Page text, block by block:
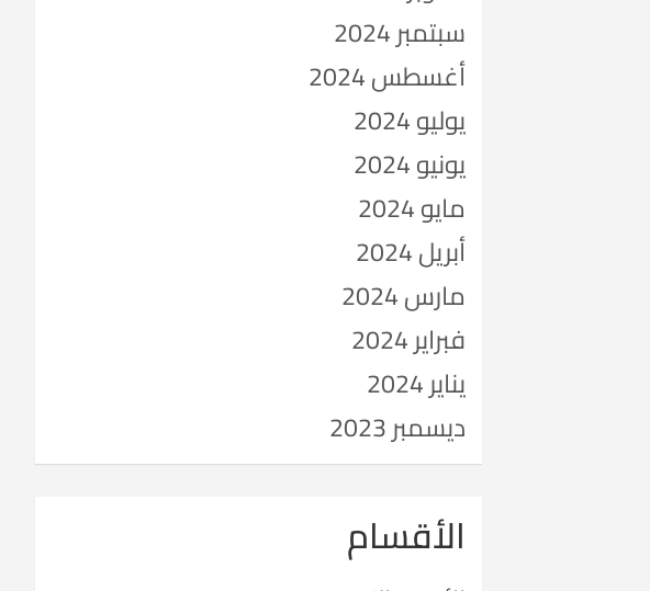
سبتمبر 2024
أغسطس 2024
يوليو 2024
يونيو 2024
مايو 2024
أبريل 2024
مارس 2024
فبراير 2024
يناير 2024
ديسمبر 2023
الأقسام